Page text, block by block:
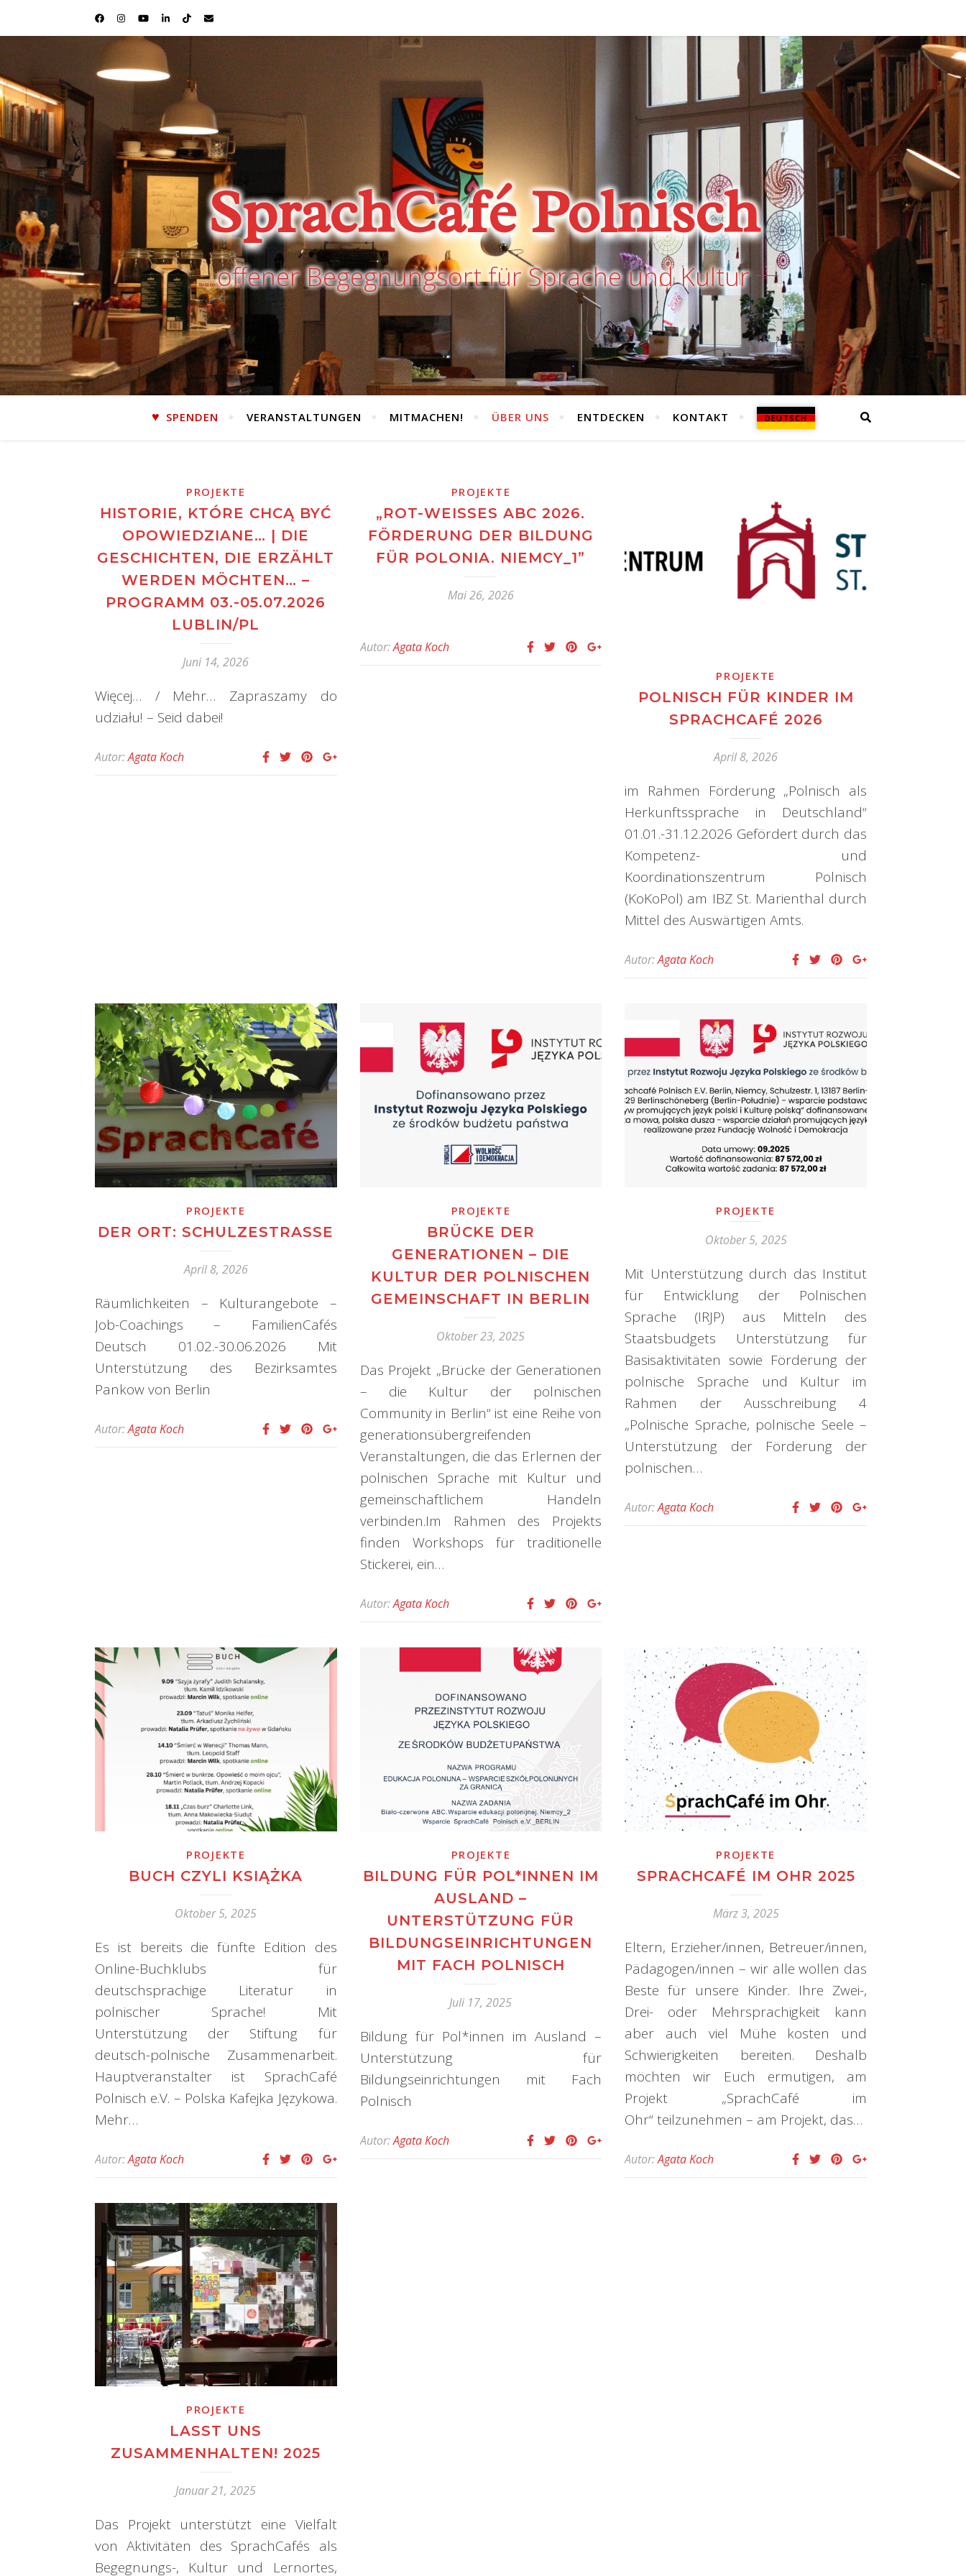
SprachCafé Polnisch
offener Begegnungsort für Sprache und Kultur
SPENDEN VERANSTALTUNGEN MITMACHEN! ÜBER UNS ENTDECKEN KONTAKT DEUTSCH
PROJEKTE
HISTORIE, KTÓRE CHCĄ BYĆ
OPOWIEDZIANE… | DIE
GESCHICHTEN, DIE ERZÄHLT
WERDEN MÖCHTEN… –
PROGRAMM 03.-05.07.2026
LUBLIN/PL
Juni 14, 2026
Więcej… / Mehr… Zapraszamy do
udziału! – Seid dabei!
Autor:Agata Koch
PROJEKTE
„ROT-WEISSES ABC 2026. F
ÖRDERUNG DER BILDUNG F
ÜR POLONIA. NIEMCY_1”
Mai 26, 2026
Autor:Agata Koch
PROJEKTE
POLNISCH FÜR KINDER IM
SPRACHCAFÉ 2026
April 8, 2026
im Rahmen Förderung „Polnisch als
Herkunftssprache in Deutschland“
01.01.-31.12.2026 Gefördert durch das
Kompetenz- und
Koordinationszentrum Polnisch
(KoKoPol) am IBZ St. Marienthal durch
Mittel des Auswärtigen Amts.
Autor:Agata Koch
PROJEKTE
DER ORT: SCHULZESTRASSE
April 8, 2026
Räumlichkeiten – Kulturangebote –
Job-Coachings – FamilienCafés
Deutsch 01.02.-30.06.2026 Mit
Unterstützung des Bezirksamtes
Pankow von Berlin
Autor:Agata Koch
PROJEKTE
BRÜCKE DER
GENERATIONEN – DIE
KULTUR DER POLNISCHEN
GEMEINSCHAFT IN BERLIN
Oktober 23, 2025
Das Projekt „Brücke der Generationen
– die Kultur der polnischen
Community in Berlin“ ist eine Reihe von
generationsübergreifenden
Veranstaltungen, die das Erlernen der
polnischen Sprache mit Kultur und
gemeinschaftlichem Handeln
verbinden.Im Rahmen des Projekts
finden Workshops für traditionelle
Stickerei, ein…
Autor:Agata Koch
PROJEKTE
Oktober 5, 2025
Mit Unterstützung durch das Institut
für Entwicklung der Polnischen
Sprache (IRJP) aus Mitteln des
Staatsbudgets Unterstützung für
Basisaktivitäten sowie Förderung der
polnische Sprache und Kultur im
Rahmen der Ausschreibung 4
„Polnische Sprache, polnische Seele –
Unterstützung der Förderung der
polnischen…
Autor:Agata Koch
PROJEKTE
BUCH CZYLI KSIĄŻKA
Oktober 5, 2025
Es ist bereits die fünfte Edition des
Online-Buchklubs für
deutschsprachige Literatur in
polnischer Sprache! Mit
Unterstützung der Stiftung für
deutsch-polnische Zusammenarbeit.
Hauptveranstalter ist SprachCafé
Polnisch e.V. – Polska Kafejka Językowa.
Mehr…
Autor:Agata Koch
PROJEKTE
BILDUNG FÜR POL*INNEN IM
AUSLAND –
UNTERSTÜTZUNG FÜR
BILDUNGSEINRICHTUNGEN
MIT FACH POLNISCH
Juli 17, 2025
Bildung für Pol*innen im Ausland –
Unterstützung für
Bildungseinrichtungen mit Fach
Polnisch
Autor:Agata Koch
PROJEKTE
SPRACHCAFÉ IM OHR 2025
März 3, 2025
Eltern, Erzieher/innen, Betreuer/innen,
Pädagogen/innen – wir alle wollen das
Beste für unsere Kinder. Ihre Zwei-,
Drei- oder Mehrsprachigkeit kann
aber auch viel Mühe kosten und
Schwierigkeiten bereiten. Deshalb
möchten wir Euch ermutigen, am
Projekt „SprachCafé im
Ohr“ teilzunehmen – am Projekt, das…
Autor:Agata Koch
PROJEKTE
LASST UNS
ZUSAMMENHALTEN! 2025
Januar 21, 2025
Das Projekt unterstützt eine Vielfalt
von Aktivitäten des SprachCafés als
Begegnungs-, Kultur und Lernortes,